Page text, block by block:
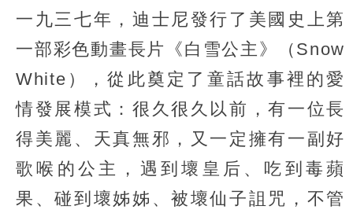
一九三七年，迪士尼發行了美國史上第
一部彩色動畫長片《白雪公主》（Snow
White），從此奠定了童話故事裡的愛
情發展模式：很久很久以前，有一位長
得美麗、天真無邪，又一定擁有一副好
歌喉的公主，遇到壞皇后、吃到毒蘋
果、碰到壞姊姊、被壞仙子詛咒，不管